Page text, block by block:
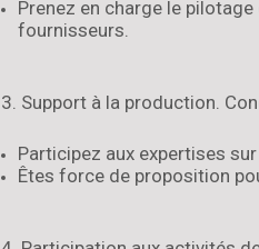
Prenez en charge le
fournisseurs.
3. Support à la production.
Participez aux expertises
Êtes force de proposition